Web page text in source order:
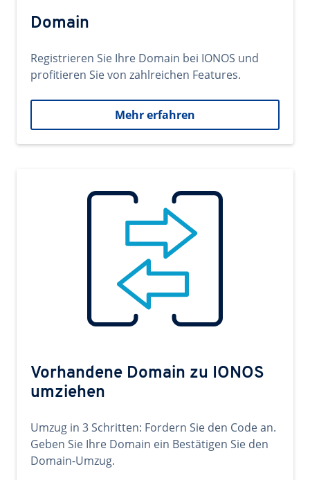
Domain
Registrieren Sie Ihre Domain bei IONOS und
profitieren Sie von zahlreichen Features.
Mehr erfahren
Vorhandene Domain zu IONOS
umziehen
Umzug in 3 Schritten: Fordern Sie den Code an.
Geben Sie Ihre Domain ein Bestätigen Sie den
Domain-Umzug.